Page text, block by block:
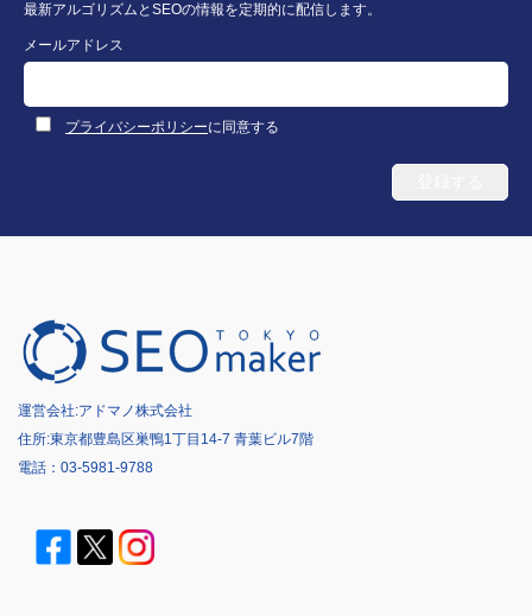
最新アルゴリズムとSEOの情報を定期的に配信します。
メールアドレス
プライバシーポリシーに同意する
運営会社:アドマノ株式会社
住所:東京都豊島区巣鴨1丁目14-7 青葉ビル7階
電話： 03-5981-9788